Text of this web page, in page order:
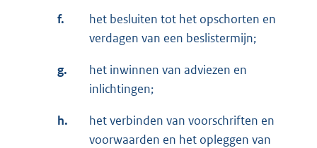
f.
het besluiten tot het opschorten en
verdagen van een beslistermijn;
g.
het inwinnen van adviezen en
inlichtingen;
h.
het verbinden van voorschriften en
voorwaarden en het opleggen van